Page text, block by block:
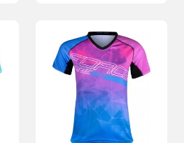
odvětráním po bocích.
Na první pohled vás
pak zaujme elegantní
ženský design s
reflexními prvky.
Nejen slušivý, ale i
praktický V horkém
počasí určitě oceníte…